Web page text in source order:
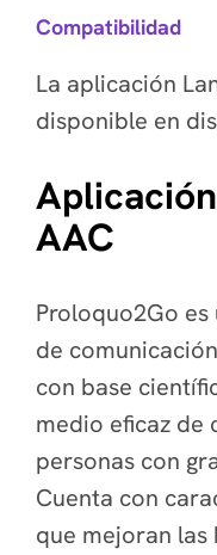
Compatibilidad
La aplicación
disponible en
AAC
Proloquo2Go
de
con base
medio eficaz de
personas con
Cuenta con
que mejoran las